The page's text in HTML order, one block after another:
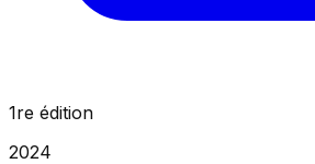
1re édition
2024